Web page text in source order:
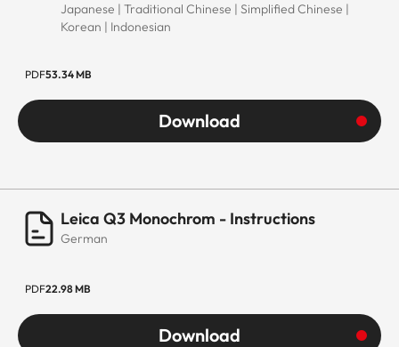
Japanese | Traditional Chinese | Simplified Chinese |
Korean | Indonesian
PDF53.34 MB
Download
Leica Q3 Monochrom - Instructions
German
PDF22.98 MB
Download